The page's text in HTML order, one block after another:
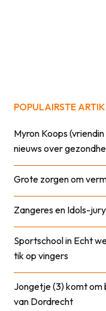
POPULAIRSTE
Myron Koops
nieuws over
Grote zorgen om
Zangeres en Idols-
Sportschool in Echt
tik op vingers
Jongetje (3) komt om
van Dordrecht